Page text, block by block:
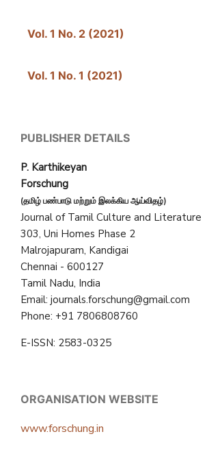
Vol. 1 No. 2 (2021)
Vol. 1 No. 1 (2021)
PUBLISHER DETAILS
P. Karthikeyan
Forschung
(தமிழ் பண்பாடு மற்றும் இலக்கிய ஆய்விதழ்)
Journal of Tamil Culture and Literature
303, Uni Homes Phase 2
Malrojapuram, Kandigai
Chennai - 600127
Tamil Nadu, India
Email: journals.forschung@gmail.com
Phone: +91 7806808760
E-ISSN: 2583-0325
ORGANISATION WEBSITE
www.forschung.in